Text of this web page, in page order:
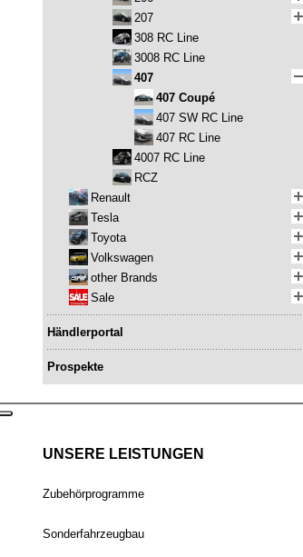
207
308 RC Line
3008 RC Line
407
407 Coupé
407 SW RC Line
407 RC Line
4007 RC Line
RCZ
Renault
Tesla
Toyota
Volkswagen
other Brands
Sale
Händlerportal
Prospekte
UNSERE LEISTUNGEN
Zubehörprogramme
Sonderfahrzeugbau